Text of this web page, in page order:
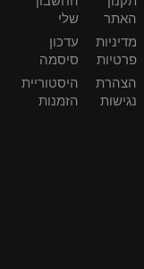
האתר
מדיניות
פרטיות
הצהרת
נגישות
שלי
עדכון
סיסמה
היסטוריית
הזמנות